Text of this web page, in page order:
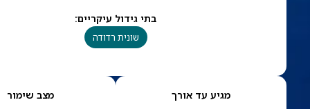
בתי גידול עיקריים:
שונית רדודה
מגיע עד אורך מצב שימור